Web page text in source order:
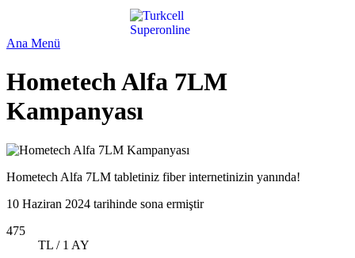
Ana Menü
Hometech Alfa 7LM
Kampanyası
Hometech Alfa 7LM tabletiniz fiber internetinizin yanında!
10 Haziran 2024 tarihinde sona ermiştir
475
TL / 1 AY